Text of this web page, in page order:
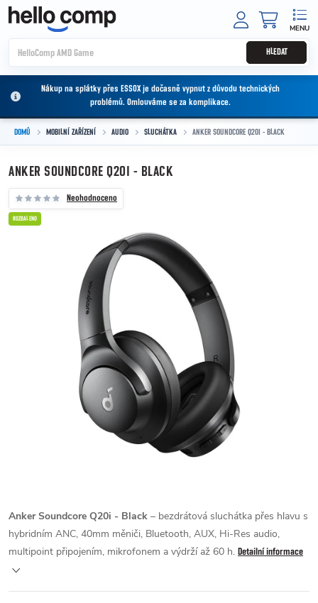
Přejít na obsah
HLEDAT
Nákup na splátky přes ESSOX je dočasně vypnut z důvodu technických
problémů. Omlouváme se za komplikace.
DOMŮ MOBILNÍ ZAŘÍZENÍ AUDIO SLUCHÁTKA ANKER SOUNDCORE Q20I - BLACK
ANKER SOUNDCORE Q20I - BLACK
Neohodnoceno
ROZBALENO
Anker Soundcore Q20i - Black – bezdrátová sluchátka přes hlavu s
hybridním ANC, 40mm měniči, Bluetooth, AUX, Hi-Res audio,
multipoint připojením, mikrofonem a výdrží až 60 h. Detailní informace